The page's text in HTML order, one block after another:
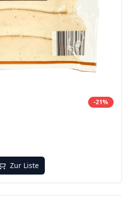
-21%
Zur Liste